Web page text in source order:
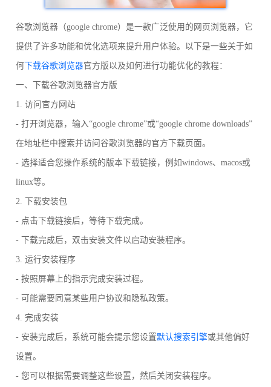
谷歌浏览器（google chrome）是一款广泛使用的网页浏览器，它
提供了许多功能和优化选项来提升用户体验。以下是一些关于如
何下载谷歌浏览器官方版以及如何进行功能优化的教程：
一、下载谷歌浏览器官方版
1. 访问官方网站
- 打开浏览器，输入“google chrome”或“google chrome downloads”
在地址栏中搜索并访问谷歌浏览器的官方下载页面。
- 选择适合您操作系统的版本下载链接，例如windows、macos或
linux等。
2. 下载安装包
- 点击下载链接后，等待下载完成。
- 下载完成后，双击安装文件以启动安装程序。
3. 运行安装程序
- 按照屏幕上的指示完成安装过程。
- 可能需要同意某些用户协议和隐私政策。
4. 完成安装
- 安装完成后，系统可能会提示您设置默认搜索引擎或其他偏好
设置。
- 您可以根据需要调整这些设置，然后关闭安装程序。